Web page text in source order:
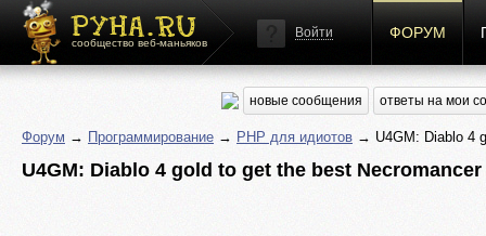
сообщество веб-маньяков
Войти ФОРУМ
новые сообщения ответы на мои
Форум → Программирование → PHP для идиотов → U4GM: Diablo 4
U4GM: Diablo 4 gold to get the best